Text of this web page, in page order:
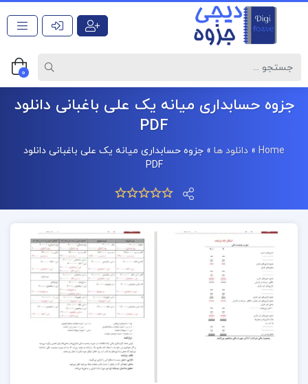
0
جزوه حسابداری میانه یک علی باغبانی دانلود
PDF
Home
» دانلود ها » جزوه حسابداری میانه یک علی باغبانی دانلود
PDF